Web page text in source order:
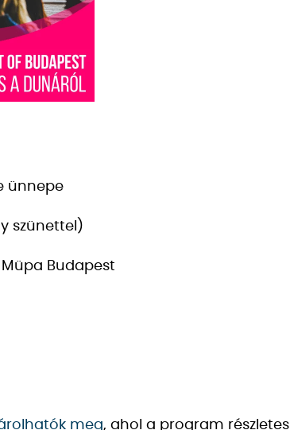
ünnepe
szünettel)
Budapest
meg, ahol a program részletes